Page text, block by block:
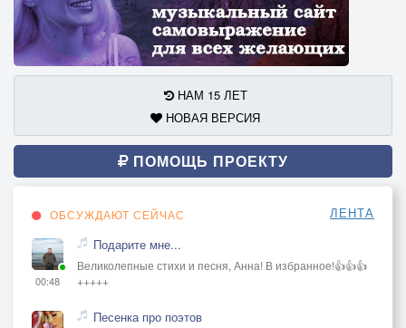
НАМ 15 ЛЕТ
НОВАЯ ВЕРСИЯ
ПОМОЩЬ ПРОЕКТУ
ОБСУЖДАЮТ СЕЙЧАС ЛЕНТА
00:48
Подарите мне...
Великолепные стихи и песня, Анна! В избранное!👍👍👍
+++++
Песенка про поэтов